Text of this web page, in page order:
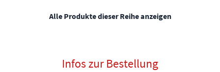
Alle Produkte dieser Reihe anzeigen
Infos zur Bestellung